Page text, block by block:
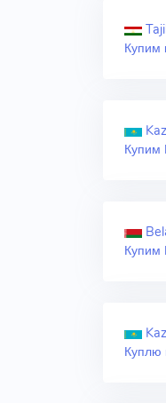
Купим
Купим
Купим
Куплю